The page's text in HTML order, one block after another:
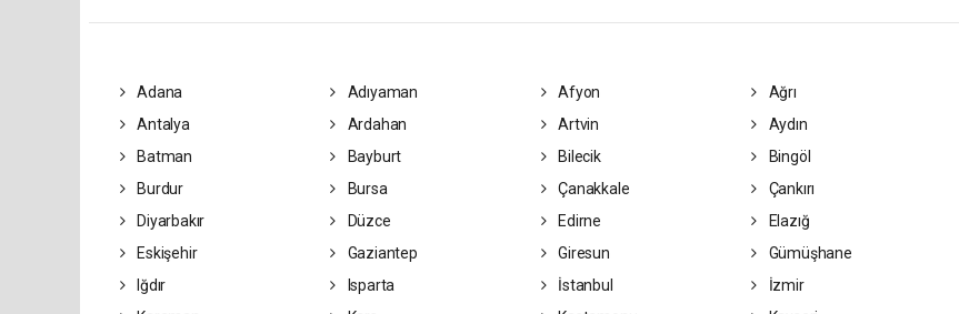
Adana Adıyaman Afyon Ağrı
Antalya
Ardahan Artvin Aydın
Batman
Bayburt Bilecik Bingöl
Burdur
Bursa Çanakkale Çankırı
Diyarbakır
Düzce Edirne Elazığ
Eskişehir
Gaziantep Giresun Gümüşhane
Iğdır
Isparta İstanbul İzmir